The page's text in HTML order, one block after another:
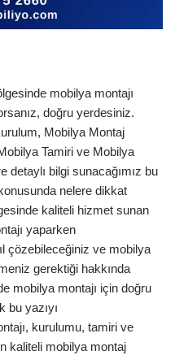
mobilya montajı
doğru yerdesiniz.
Mobilya Montaj
Tamiri ve Mobilya
detaylı bilgi sunacağımız bu
nelere dikkat
kaliteli hizmet sunan
yaparken
çözebileceğiniz ve mobilya
gerektiği hakkında
mobilya montajı için doğru
bu yazıyı
kurulumu, tamiri ve
kaliteli mobilya montaj